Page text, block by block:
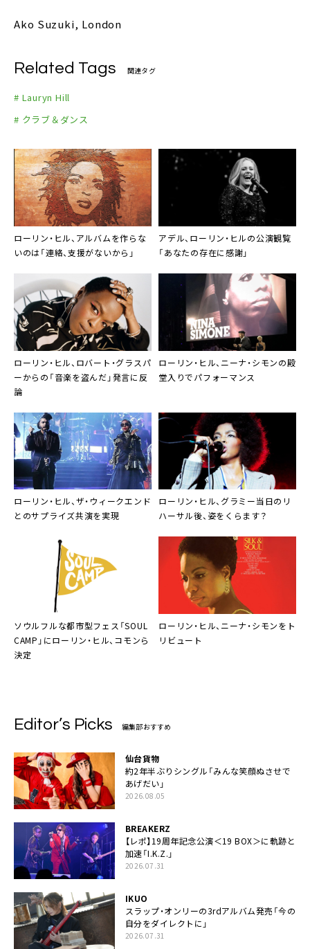
Ako Suzuki, London
Related Tags 関連タグ
# Lauryn Hill
# クラブ＆ダンス
ローリン・ヒル、アルバムを作らな
いのは「連絡、支援がないから」
アデル、 ローリン・ヒルの公演観覧
「あなたの存在に感謝」
ローリン・ヒル、 ロバート・グラスパ
ーからの「音楽を盗んだ」発言に反
論
ローリン・ヒル、 ニーナ・シモンの殿
堂入りでパフォーマンス
ローリン・ヒル、 ザ・ウィークエンド
とのサプライズ共演を実現
ローリン・ヒル、グラミー当日のリ
ハーサル後、姿をくらます？
ソウルフルな都市型フェス「SOUL
CAMP」にローリン・ヒル、コモンら
決定
ローリン・ヒル、 ニーナ・シモンをト
リビュート
Editor’s Picks 編集部おすすめ
仙台貨物
約2年半ぶりシングル「みんな笑顔ぬさせで
あげだい」
2026.08.05
BREAKERZ
【レポ】19周年記念公演＜19 BOX＞に軌跡と
加速「I.K.Z.」
2026.07.31
IKUO
スラップ・オンリーの3rdアルバム発売「今の
自分をダイレクトに」
2026.07.31